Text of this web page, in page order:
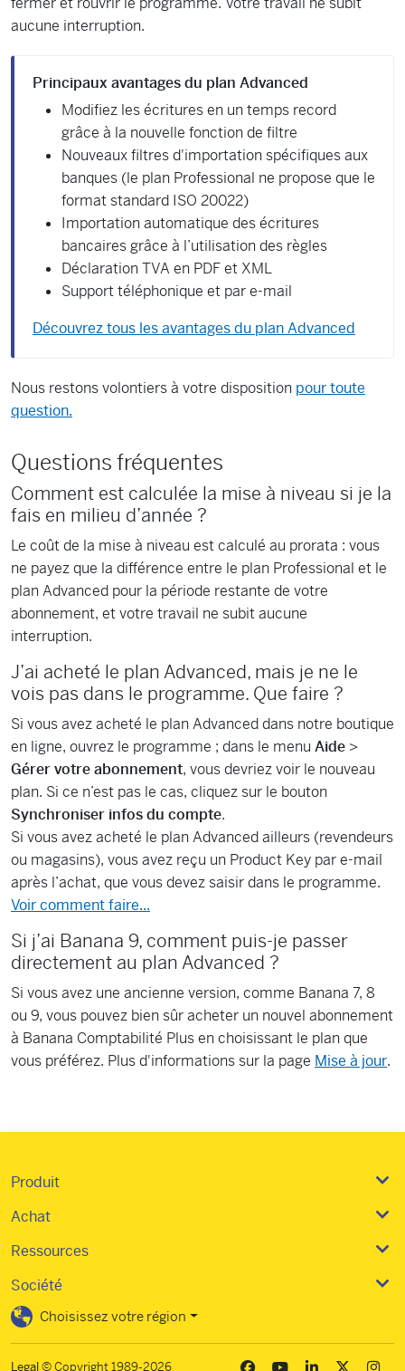
aucune interruption.
Principaux avantages du plan Advanced
Modifiez les écritures en un temps record
grâce à la nouvelle fonction de filtre
Nouveaux filtres d'importation spécifiques aux
banques (le plan Professional ne propose que le
format standard ISO 20022)
Importation automatique des écritures
bancaires grâce à l’utilisation des règles
Déclaration TVA en PDF et XML
Support téléphonique et par e-mail
Découvrez tous les avantages du plan Advanced
Nous restons volontiers à votre disposition pour toute
question.
Questions fréquentes
Comment est calculée la mise à niveau si je la
fais en milieu d’année ?
Le coût de la mise à niveau est calculé au prorata : vous
ne payez que la différence entre le plan Professional et le
plan Advanced pour la période restante de votre
abonnement, et votre travail ne subit aucune
interruption.
J’ai acheté le plan Advanced, mais je ne le
vois pas dans le programme. Que faire ?
Si vous avez acheté le plan Advanced dans notre boutique
en ligne, ouvrez le programme ; dans le menu Aide >
Gérer votre abonnement, vous devriez voir le nouveau
plan. Si ce n’est pas le cas, cliquez sur le bouton
Synchroniser infos du compte.
Si vous avez acheté le plan Advanced ailleurs (revendeurs
ou magasins), vous avez reçu un Product Key par e-mail
après l’achat, que vous devez saisir dans le programme.
Voir comment faire...
Si j’ai Banana 9, comment puis-je passer
directement au plan Advanced ?
Si vous avez une ancienne version, comme Banana 7, 8
ou 9, vous pouvez bien sûr acheter un nouvel abonnement
à Banana Comptabilité Plus en choisissant le plan que
vous préférez. Plus d'informations sur la page Mise à jour.
Produit
Achat
Ressources
Société
Choisissez votre région
Legal© Copyright 1989-2026